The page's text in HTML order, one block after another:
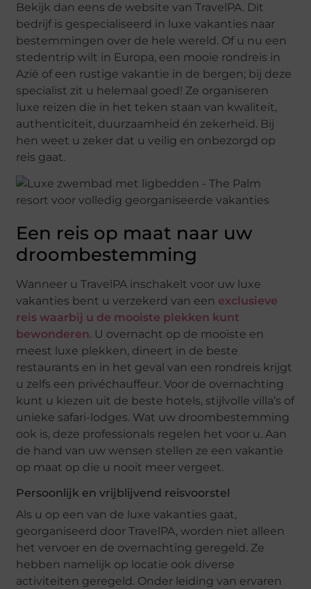
Bekijk dan eens de website van TravelPA. Dit
bedrijf is gespecialiseerd in luxe vakanties naar
bestemmingen over de hele wereld. Of u nu een
stedentrip wilt in Europa, een mooie rondreis in
Azië of een rustige vakantie in de bergen; bij deze
specialist zit u helemaal goed! Ze organiseren
luxe reizen die in het teken staan van kwaliteit,
authenticiteit, duurzaamheid én zekerheid. Bij
hen weet u zeker dat u veilig en onbezorgd op
reis gaat.
Een reis op maat naar uw
droombestemming
Wanneer u TravelPA inschakelt voor uw luxe
vakanties bent u verzekerd van een exclusieve
reis waarbij u de mooiste plekken kunt
bewonderen. U overnacht op de mooiste en
meest luxe plekken, dineert in de beste
restaurants en in het geval van een rondreis krijgt
u zelfs een privéchauffeur. Voor de overnachting
kunt u kiezen uit de beste hotels, stijlvolle villa’s of
unieke safari-lodges. Wat uw droombestemming
ook is, deze professionals regelen het voor u. Aan
de hand van uw wensen stellen ze een vakantie
op maat op die u nooit meer vergeet.
Persoonlijk en vrijblijvend reisvoorstel
Als u op een van de luxe vakanties gaat,
georganiseerd door TravelPA, worden niet alleen
het vervoer en de overnachting geregeld. Ze
hebben namelijk op locatie ook diverse
activiteiten geregeld. Onder leiding van ervaren